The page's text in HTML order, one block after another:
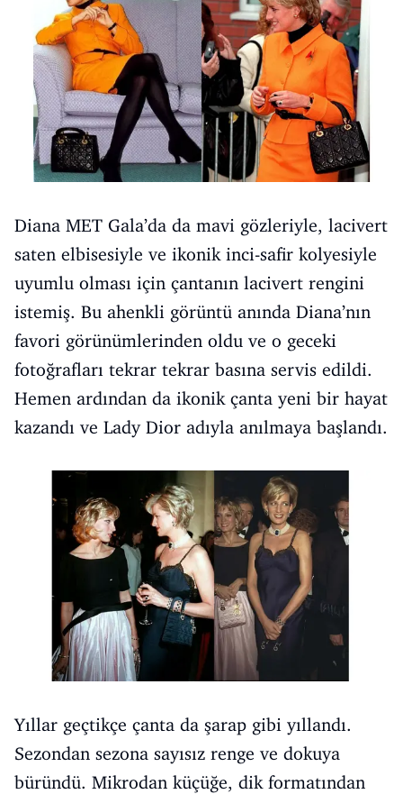
Diana MET Gala’da da mavi gözleriyle, lacivert
saten elbisesiyle ve ikonik inci-safir kolyesiyle
uyumlu olması için çantanın lacivert rengini
istemiş. Bu ahenkli görüntü anında Diana’nın
favori görünümlerinden oldu ve o geceki
fotoğrafları tekrar tekrar basına servis edildi.
Hemen ardından da ikonik çanta yeni bir hayat
kazandı ve Lady Dior adıyla anılmaya başlandı.
Yıllar geçtikçe çanta da şarap gibi yıllandı.
Sezondan sezona sayısız renge ve dokuya
büründü. Mikrodan küçüğe, dik formatından